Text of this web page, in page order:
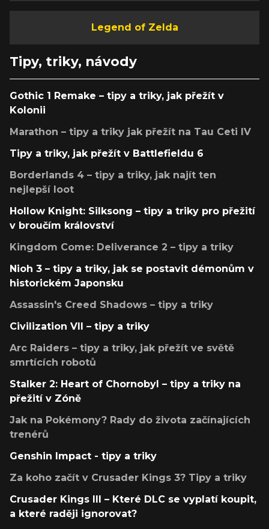
Legend of Zelda
Tipy, triky, návody
Gothic 1 Remake – tipy a triky, jak přežít v
Kolonii
Marathon – tipy a triky jak přežít na Tau Ceti IV
Tipy a triky, jak přežít v Battlefieldu 6
Borderlands 4 – tipy a triky, jak najít ten
nejlepší loot
Hollow Knight: Silksong – tipy a triky pro přežití
v broučím království
Kingdom Come: Deliverance 2 – tipy a triky
Nioh 3 – tipy a triky, jak se postavit démonům v
historickém Japonsku
Assassin's Creed Shadows – tipy a triky
Civilization VII – tipy a triky
Arc Raiders – tipy a triky, jak přežít ve světě
smrtících robotů
Stalker 2: Heart of Chornobyl – tipy a triky na
přežití v Zóně
Jak na Pokémony? Rady do života začínajících
trenérů
Genshin Impact - tipy a triky
Za koho začít v Crusader Kings 3? Tipy a triky
Crusader Kings III – Které DLC se vyplatí koupit,
a které raději ignorovat?